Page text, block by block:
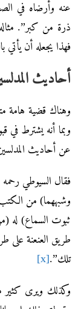
عنه وأرضاه في
ذرة من كبر”.
فهذا يجعله أن يأتي
أحاديث
وهناك قضية هامة
وبما أنه يشترط في
عن أحاديث
فقال السيوطي
وشبههما) من
ثبوت السماع) له
طريق العنعنة على
تلك”.[x]
وكذلك ويرى كثير